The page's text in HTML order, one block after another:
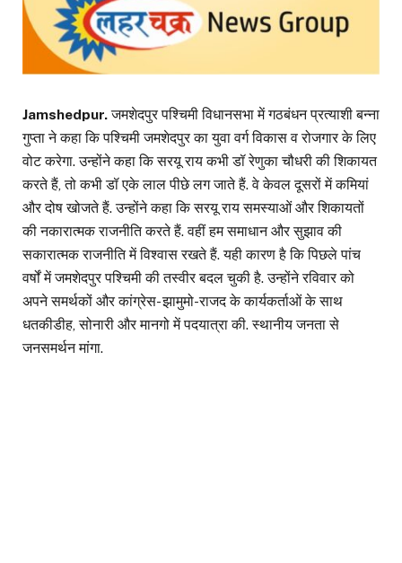
Jamshedpur.जमशेदपुर पश्चिमी विधानसभा में गठबंधन प्रत्याशी बन्ना
गुप्ता ने कहा कि पश्चिमी जमशेदपुर का युवा वर्ग विकास व रोजगार के लिए
वोट करेगा. उन्होंने कहा कि सरयू राय कभी डॉ रेणुका चौधरी की शिकायत
करते हैं, तो कभी डॉ एके लाल पीछे लग जाते हैं. वे केवल दूसरों में कमियां
और दोष खोजते हैं. उन्होंने कहा कि सरयू राय समस्याओं और शिकायतों
की नकारात्मक राजनीति करते हैं. वहीं हम समाधान और सुझाव की
सकारात्मक राजनीति में विश्वास रखते हैं. यही कारण है कि पिछले पांच
वर्षों में जमशेदपुर पश्चिमी की तस्वीर बदल चुकी है. उन्होंने रविवार को
अपने समर्थकों और कांग्रेस- झामुमो-राजद के कार्यकर्ताओं के साथ
धतकीडीह, सोनारी और मानगो में पदयात्रा की. स्थानीय जनता से
जनसमर्थन मांगा.